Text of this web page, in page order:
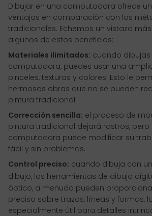
Dibujar en una computadora ofrece
ventajas en comparación con los
tradicionales. Echemos un vistazo
algunos de estos beneficios:
Materiales ilimitados: cuando dibujas
computadora, puedes usar una
pinceles, texturas y colores. Esto le
hermosas obras que no se pueden
pintura tradicional.
Corrección sencilla: el proceso de
pintura tradicional dejará rastros, pero
computadora puede modificar su
fácil y sin problemas.
Control preciso: cuando dibuja con
dibujo, las herramientas de dibujo
óptico, a menudo pueden
preciso sobre trazos, líneas y formas,
especialmente útil para detalles